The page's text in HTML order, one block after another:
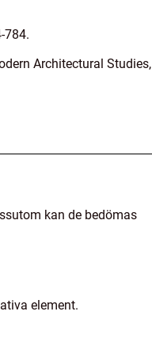
784.
Architectural Studies,
kan de bedömas
element.